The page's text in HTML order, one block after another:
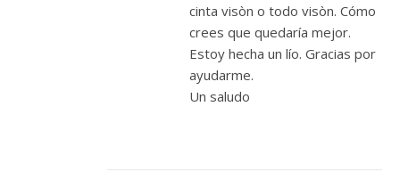
cinta visòn o todo visòn. Cómo
crees que quedaría mejor.
Estoy hecha un lío. Gracias por
ayudarme.
Un saludo